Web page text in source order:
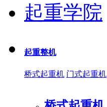
起重学院
起重整机
桥式起重机 门式起重机